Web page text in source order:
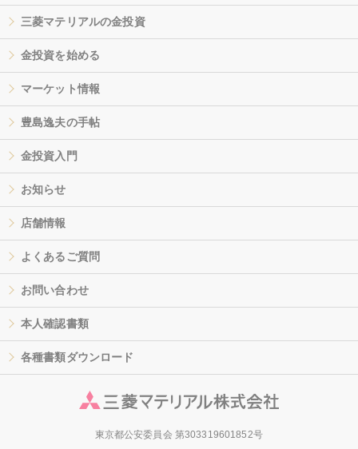
三菱マテリアルの金投資
金投資を始める
マーケット情報
豊島逸夫の手帖
金投資入門
お知らせ
店舗情報
よくあるご質問
お問い合わせ
本人確認書類
各種書類ダウンロード
東京都公安委員会 第303319601852号